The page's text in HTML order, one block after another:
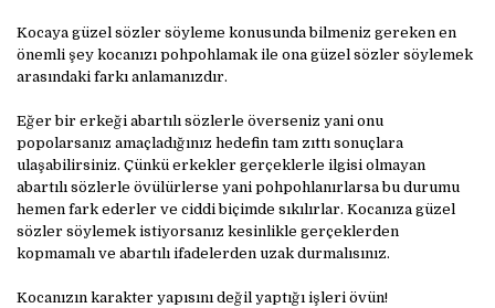
Kocaya güzel sözler söyleme konusunda bilmeniz gereken en
önemli şey kocanızı pohpohlamak ile ona güzel sözler söylemek
arasındaki farkı anlamanızdır.
Eğer bir erkeği abartılı sözlerle överseniz yani onu
popolarsanız amaçladığınız hedefin tam zıttı sonuçlara
ulaşabilirsiniz. Çünkü erkekler gerçeklerle ilgisi olmayan
abartılı sözlerle övülürlerse yani pohpohlanırlarsa bu durumu
hemen fark ederler ve ciddi biçimde sıkılırlar. Kocanıza güzel
sözler söylemek istiyorsanız kesinlikle gerçeklerden
kopmamalı ve abartılı ifadelerden uzak durmalısınız.
Kocanızın karakter yapısını değil yaptığı işleri övün!